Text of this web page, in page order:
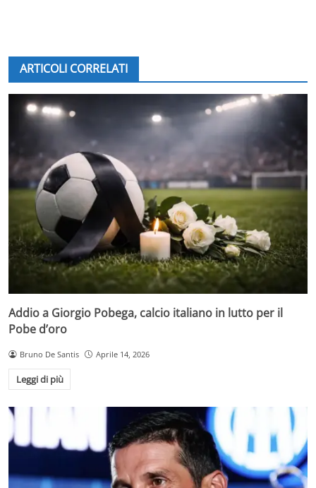
ARTICOLI CORRELATI
Addio a Giorgio Pobega, calcio italiano in lutto per il
Pobe d’oro
Bruno De Santis Aprile 14, 2026
Leggi di più